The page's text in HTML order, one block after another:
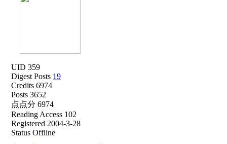
UID 359
Digest Posts 19
Credits 6974
Posts 3652
点点分 6974
Reading Access 102
Registered 2004-3-28
Status Offline